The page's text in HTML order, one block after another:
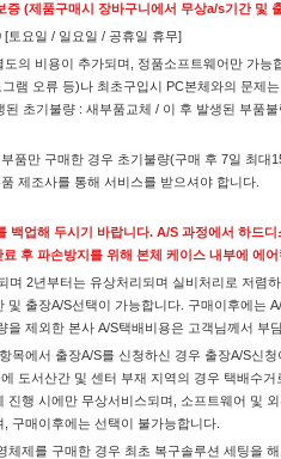
증 (제품구매시 장바구니에서 무상a/s기간 및
토요일 / 일요일 / 공휴일 휴무]
의 비용이 추가되며, 정품소프트웨어만 가능
램 오류 등)나 최초구입시 PC본체와의 문제
초기불량 : 새부품교체 / 이 후 발생된 부품
품만 구매한 경우 초기불량(구매 후 7일 최대
제조사를 통해 서비스를 받으셔야 합니다.
백업해 두시기 바랍니다. A/S 과정에서 하드
후 파손방지를 위해 본체 케이스 내부에 에
며 2년부터는 유상처리되며 실비처리로 저렴
및 출장A/S선택이 가능합니다. 구매이후에는
을 제외한 본사 A/S택배비용은 고객님께서 부
목에서 출장A/S를 신청하신 경우 출장A/S신
도서산간 및 센터 부재 지역의 경우 택배수
진행 시에만 무상서비스되며, 소프트웨어 및
구매이후에는 선택이 불가능합니다.
체제를 구매한 경우 최초 복구솔루션 세팅을